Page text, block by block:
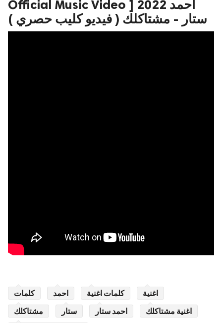
Official Music Video ] 2022 احمد
ستار - مشتاكلك ( فيديو كليب حصري )
كلمات احمد كلمات اغنية
اغنية
مشتاكلك
ستار احمد ستار
اغنية مشتاكلك